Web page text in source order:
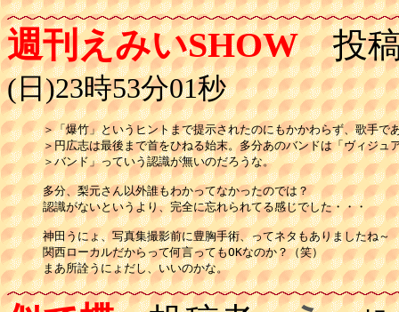
週刊えみいSHOW投稿
(日)23時53分01秒
＞「爆竹」というヒントまで提示されたのにもかかわらず、歌手で
＞円広志は最後まで首をひねる始末。多分あのバンドは「ヴィジュ
＞バンド」っていう認識が無いのだろうな。
多分、梨元さん以外誰もわかってなかったのでは？
認識がないというより、完全に忘れられてる感じでした・・・
神田うにょ、写真集撮影前に豊胸手術、ってネタもありましたね～
関西ローカルだからって何言ってもOKなのか？（笑）
まあ所詮うにょだし、いいのかな。